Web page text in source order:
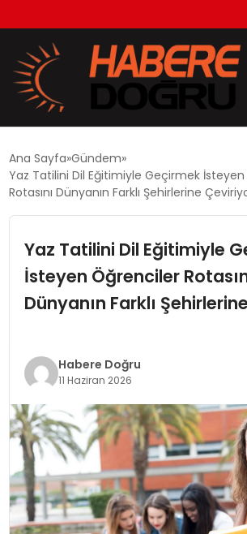
EKONOMİ
DÜNYA
TEKNOLOJİ
SPOR
EĞİTİM
MAGAZİN
SAĞLIK
Ana Sayfa Gündem
Yaz Tatilini Dil Eğitimiyle Geçirmek
Rotasını Dünyanın Farklı Şehirlerine
Yaz Tatilini Dil Eğitimiyle
İsteyen Öğrenciler
Dünyanın Farklı
Habere Doğru
11 Haziran 2026